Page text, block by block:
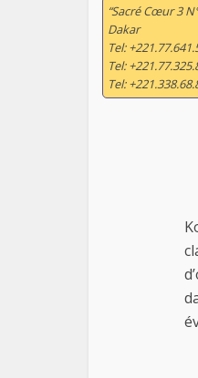
“Sacré Cœur 3
Dakar
Tel:
Tel:
Tel: